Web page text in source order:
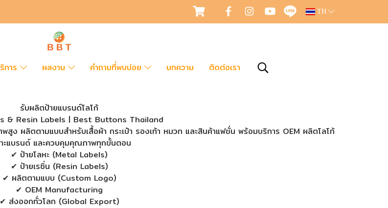
TH
การ ผลงาน คำถามที่พบบ่อย บทความ ติดต่อเรา
รับผลิตป้ายแบรนด์โลโก้
& Resin Labels | Best Buttons Thailand
ง ผลิตตามแบบสำหรับเสื้อผ้า กระเป๋า รองเท้า หมวก และสินค้าแฟชั่น พร้อมบริการ OEM ผลิตโลโก้
ะแบรนด์ และควบคุมคุณภาพทุกขั้นตอน
✔ ป้ายโลหะ (Metal Labels)
✔ ป้ายเรซิ่น (Resin Labels)
✔ ผลิตตามแบบ (Custom Logo)
✔ OEM Manufacturing
✔ ส่งออกทั่วโลก (Global Export)